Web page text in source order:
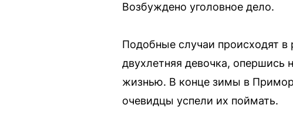
Возбуждено уголовное дело.
Подобные случаи происходят в
двухлетняя девочка,
жизнью. В конце зимы в
очевидцы успели их поймать.